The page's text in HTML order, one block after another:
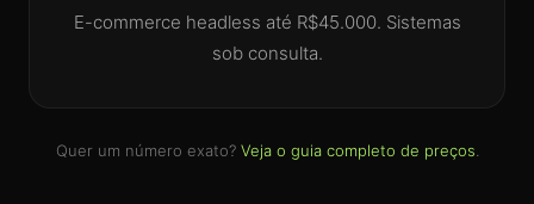
E-commerce headless até R$45.000. Sistemas
sob consulta.
Quer um número exato? Veja o guia completo de preços